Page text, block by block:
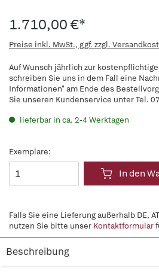
1.710,00 €*
Preise inkl. MwSt., ggf. zzgl.
Auf Wunsch jährlich zur
schreiben Sie uns in dem Fall eine
Informationen" am Ende des
Sie unseren Kundenservice unter Tel.
lieferbar in ca. 2-4 Werktagen
Exemplare:
In den
Falls Sie eine Lieferung außerhalb DE,
nutzen Sie bitte unser Kontaktformular
Beschreibung